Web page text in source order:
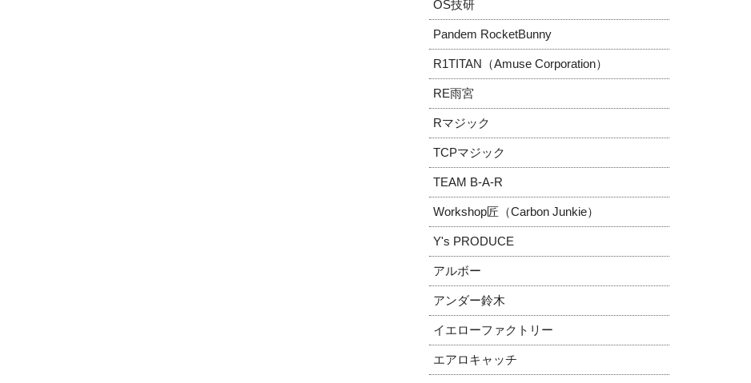
OS技研
Pandem RocketBunny
R1TITAN（Amuse Corporation）
RE雨宮
Rマジック
TCPマジック
TEAM B-A-R
Workshop匠（Carbon Junkie）
Y's PRODUCE
アルボー
アンダー鈴木
イエローファクトリー
エアロキャッチ